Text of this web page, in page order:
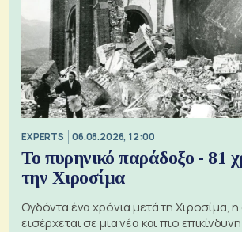
EXPERTS 06.08.2026, 12:00
Το πυρηνικό παράδοξο - 81
την Χιροσίμα
Ογδόντα ένα χρόνια μετά τη Χιροσίμα,
εισέρχεται σε μια νέα και πιο